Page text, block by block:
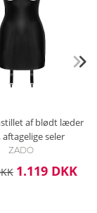
af blødt læder
aftagelige seler
ZADO
1.119 DKK